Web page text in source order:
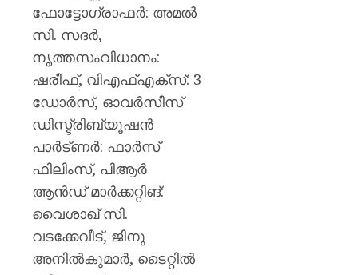
ഫോട്ടോഗ്രാഫർ: അമൽ
സി. സദർ,
നൃത്തസംവിധാനം:
ഷരീഫ്, വിഎഫ്എക്‌സ്: 3
ഡോർസ്, ഓവർസീസ്
ഡിസ്ട്രിബ്യൂഷൻ
പാർട്ണർ: ഫാർസ്
ഫിലിംസ്, പിആർ
ആൻഡ് മാർക്കറ്റിങ്:
വൈശാഖ് സി.
വടക്കേവീട്, ജിനു
അനിൽകുമാർ, ടൈറ്റിൽ